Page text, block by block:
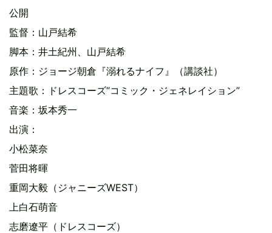
公開
監督：山戸結希
脚本：井土紀州、山戸結希
原作：ジョージ朝倉『溺れるナイフ』（講談社）
主題歌：ドレスコーズ“コミック・ジェネレイション”
音楽：坂本秀一
出演：
小松菜奈
菅田将暉
重岡大毅（ジャニーズWEST）
上白石萌音
志磨遼平（ドレスコーズ）